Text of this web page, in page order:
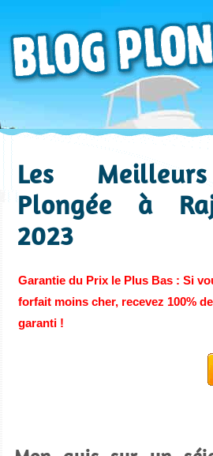
Les
Plongée à
2023
Garantie du Prix le Plus Bas : Si
forfait moins cher, recevez 100%
garanti !